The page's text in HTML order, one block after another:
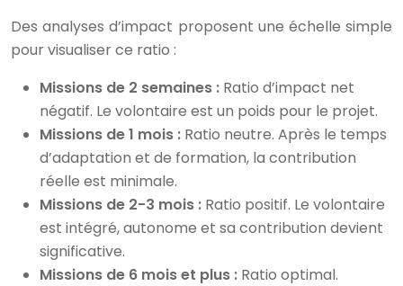
Des analyses d’impact proposent une échelle simple
pour visualiser ce ratio :
Missions de 2 semaines : Ratio d’impact net
négatif. Le volontaire est un poids pour le projet.
Missions de 1 mois : Ratio neutre. Après le temps
d’adaptation et de formation, la contribution
réelle est minimale.
Missions de 2-3 mois : Ratio positif. Le volontaire
est intégré, autonome et sa contribution devient
significative.
Missions de 6 mois et plus : Ratio optimal.